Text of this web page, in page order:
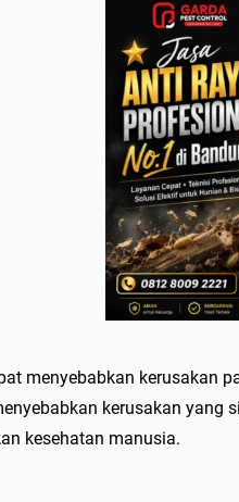
menyebabkan kerusakan
kerusakan
kesehatan manusia.